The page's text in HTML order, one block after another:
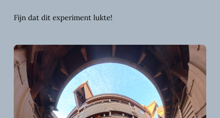
Fijn dat dit experiment lukte!